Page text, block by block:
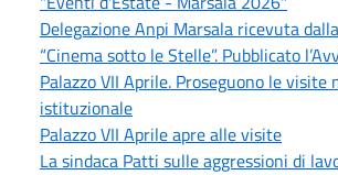
Delegazione Anpi Marsala ricevuta
“Cinema sotto le Stelle”. Pubblicato
Palazzo VII Aprile. Proseguono le visite
istituzionale
Palazzo VII Aprile apre alle visite
La sindaca Patti sulle aggressioni di